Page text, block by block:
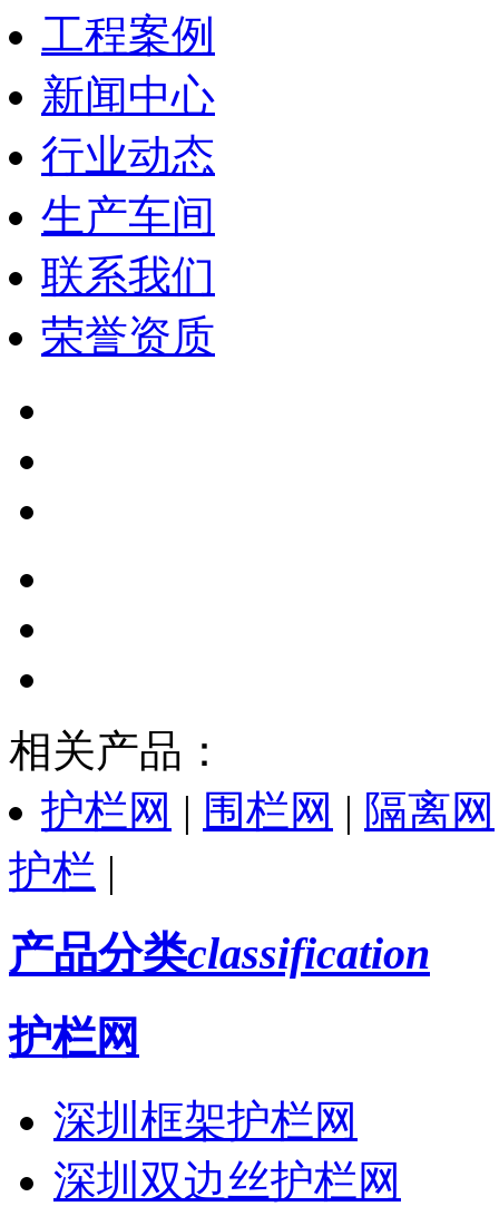
工程案例
新闻中心
行业动态
生产车间
联系我们
荣誉资质
相关产品：
护栏网 | 围栏网 | 隔离网
护栏 |
产品分类classification
护栏网
深圳框架护栏网
深圳双边丝护栏网